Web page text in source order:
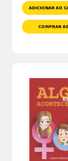
ADICIONAR AO
COMPRAR